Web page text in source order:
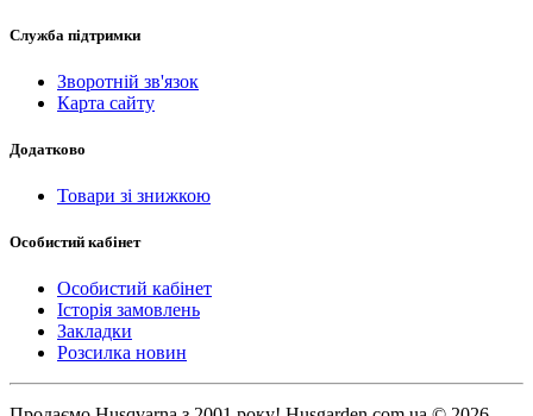
Служба підтримки
Зворотній зв'язок
Карта сайту
Додатково
Товари зі знижкою
Особистий кабінет
Особистий кабінет
Історія замовлень
Закладки
Розсилка новин